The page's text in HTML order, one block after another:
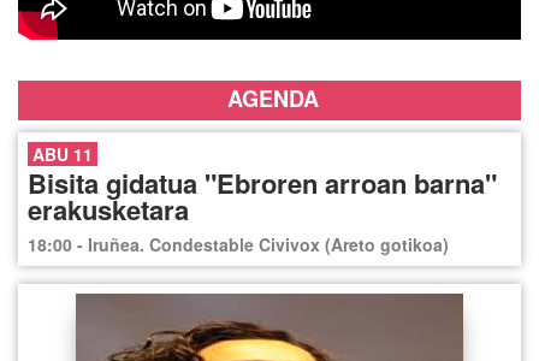
AGENDA
ABU 11
Bisita gidatua "Ebroren arroan barna"
erakusketara
18:00 - Iruñea. Condestable Civivox (Areto gotikoa)